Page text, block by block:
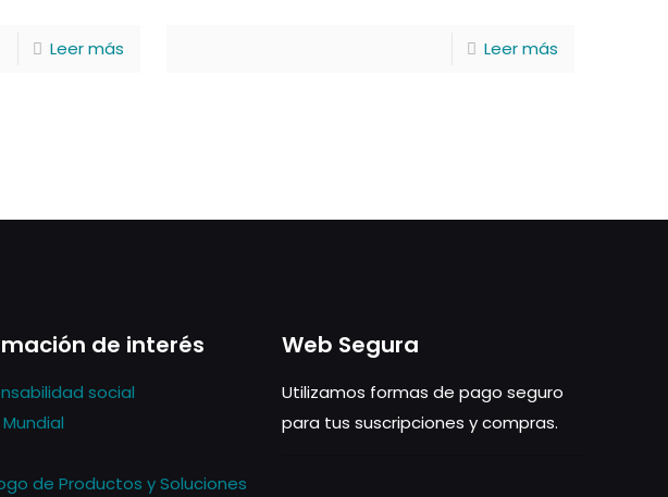
Leer más Leer más
de interés
social
de Productos y Soluciones
Web Segura
Utilizamos formas de pago seguro
para tus suscripciones y compras.